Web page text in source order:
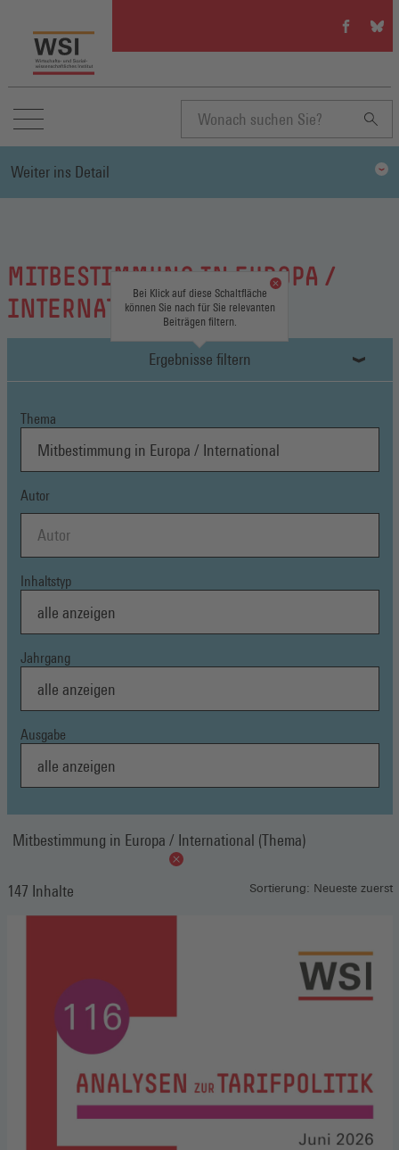
WSI
auf
(Öffnet
in
einem
neuen
WSI
auf
in
Suchbegriff
eingeben
MITBESTIMMUNG IN EUROPA /
INTERNATIONAL
Ergebnisse filtern
Bei Klick auf diese Schaltfläche
können Sie nach für Sie relevanten
Beiträgen filtern.
Thema
Autor
Inhaltstyp
Jahrgang
Ausgabe
Mitbestimmung in Europa / International (Thema)
147 Inhalte Sortierung: Neueste zuerst
Weiter ins Detail